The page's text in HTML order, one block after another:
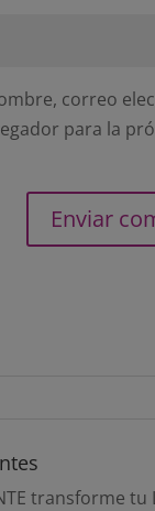
correo
para la
transforme tu